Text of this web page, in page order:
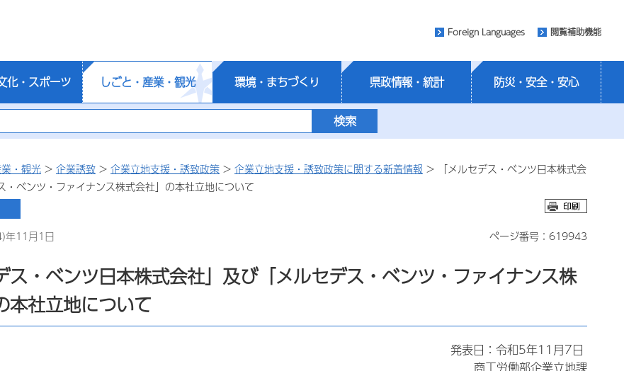
Foreign Languages 閲覧補助機能
化・スポーツ しごと・産業・観光 環境・まちづくり 県政情報・統計 防災・安全・安心
・観光 > 企業誘致 > 企業立地支援・誘致政策 > 企業立地支援・誘致政策に関する新着情報 > 「メルセデス・ベンツ日本株式会
・ベンツ・ファイナンス株式会社」の本社立地について
年11月1日 ページ番号：619943
ス・ベンツ日本株式会社」及び「メルセデス・ベンツ・ファイナンス株
本社立地について
発表日：令和5年11月7日
商工労働部企業立地課